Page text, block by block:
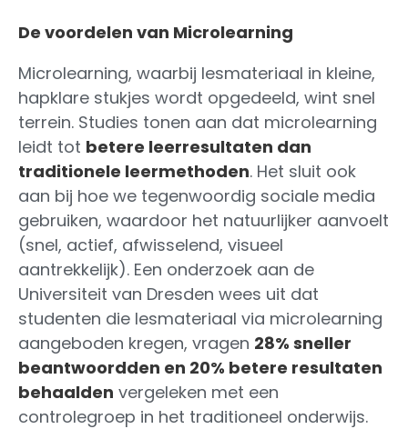
De voordelen van Microlearning
Microlearning, waarbij lesmateriaal in kleine,
hapklare stukjes wordt opgedeeld, wint snel
terrein. Studies tonen aan dat microlearning
leidt tot betere leerresultaten dan
traditionele leermethoden. Het sluit ook
aan bij hoe we tegenwoordig sociale media
gebruiken, waardoor het natuurlijker aanvoelt
(snel, actief, afwisselend, visueel
aantrekkelijk). Een onderzoek aan de
Universiteit van Dresden wees uit dat
studenten die lesmateriaal via microlearning
aangeboden kregen, vragen 28% sneller
beantwoordden en 20% betere resultaten
behaalden vergeleken met een
controlegroep in het traditioneel onderwijs.